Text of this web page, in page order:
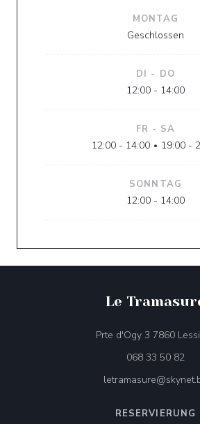
MONTAG
Geschlossen
DI - DO
12:00 - 14:00
FR - SA
12:00 - 14:00 • 19:00 -
SONNTAG
12:00 - 14:00
Le
Prte d'Ogy 3 7860
068 33 50 82
RESERVIERUNG